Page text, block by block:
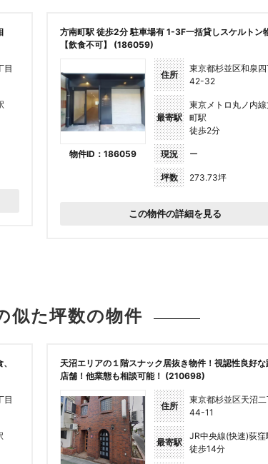
目
方南町駅 徒歩2分 駐車場有 1-3F一括貸しスケルトン
【飲食不可】 (186059)
物件ID：186059
住所
東京都杉並区和泉四
42-32
最寄駅
東京メトロ丸ノ内
町駅
徒歩2分
現況 ー
坪数 273.73坪
この物件の詳細を見る
似た坪数の物件
目
天沼エリアの１階スナック居抜き物件！視認性良好な
店舗！他業態も相談可能！ (210698)
住所
東京都杉並区天沼二
44-11
最寄駅
JR中央線(快速)荻窪
徒歩14分